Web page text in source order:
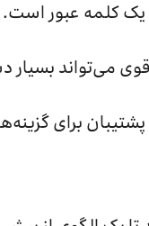
یک کلمه عبور است.
می‌تواند بسیار
برای